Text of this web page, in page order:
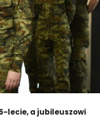
lecie, a jubileuszowi